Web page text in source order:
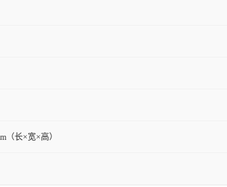
（长×宽×高）